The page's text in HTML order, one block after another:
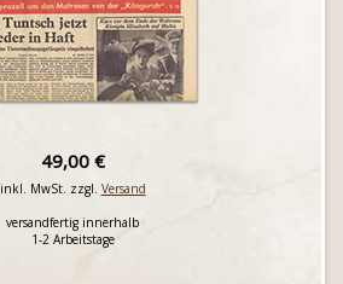
49,00 €
inkl. MwSt. zzgl. Versand
versandfertig innerhalb
1-2 Arbeitstage